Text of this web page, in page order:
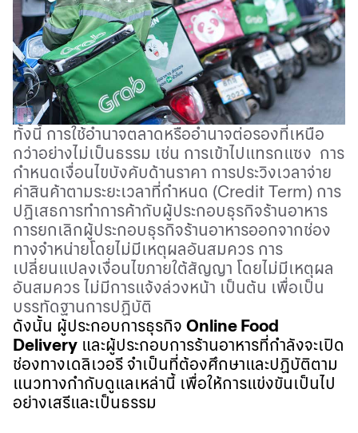
ทั้งนี้ การใช้อำนาจตลาดหรืออำนาจต่อรองที่เหนือ
กว่าอย่างไม่เป็นธรรม เช่น การเข้าไปแทรกแซง การ
กำหนดเงื่อนไขบังคับด้านราคา การประวิงเวลาจ่าย
ค่าสินค้าตามระยะเวลาที่กำหนด (Credit Term) การ
ปฏิเสธการทำการค้ากับผู้ประกอบธุรกิจร้านอาหาร
การยกเลิกผู้ประกอบธุรกิจร้านอาหารออกจากช่อง
ทางจำหน่ายโดยไม่มีเหตุผลอันสมควร การ
เปลี่ยนแปลงเงื่อนไขภายใต้สัญญา โดยไม่มีเหตุผล
อันสมควร ไม่มีการแจ้งล่วงหน้า เป็นต้น เพื่อเป็น
บรรทัดฐานการปฏิบัติ
ดังนั้น ผู้ประกอบการธุรกิจ Online Food
Delivery และผู้ประกอบการร้านอาหารที่กำลังจะเปิด
ช่องทางเดลิเวอรี จำเป็นที่ต้องศึกษาและปฏิบัติตาม
แนวทางกำกับดูแลเหล่านี้ เพื่อให้การแข่งขันเป็นไป
อย่างเสรีและเป็นธรรม